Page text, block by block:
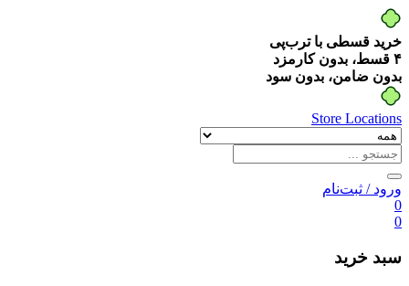
خرید قسطی با ترب‌پی
۴ قسط، بدون کارمزد
بدون ضامن، بدون سود
Store Locations
ورود / ثبت‌نام
0
0
سبد خرید